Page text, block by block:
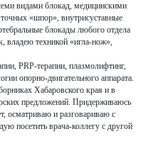
видами блокад, медицинскими
«шпор», внутрисуставные
блокады любого отдела
владею техникой «игла-нож»,
PRP-терапии, плазмолифтинг,
опорно-двигательного аппарата.
Хабаровского края и в
предложений. Придерживаюсь
осматриваю и разговариваю с
посетить врача-коллегу с другой